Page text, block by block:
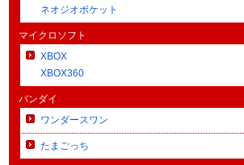
ネオジオポケット
マイクロソフト
XBOX
XBOX360
バンダイ
ワンダースワン
たまごっち